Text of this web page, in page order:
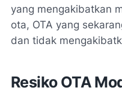
yang mengakibatkan
ota, OTA yang
dan tidak
Resiko OTA